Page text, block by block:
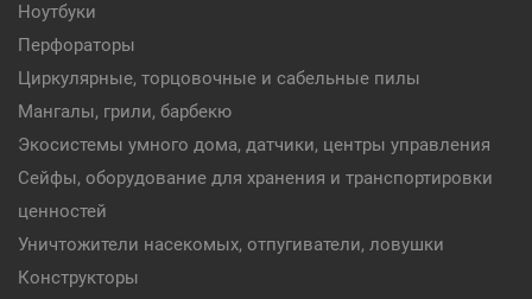
Ноутбуки
Перфораторы
Циркулярные, торцовочные и сабельные пилы
Мангалы, грили, барбекю
Экосистемы умного дома, датчики, центры управления
Сейфы, оборудование для хранения и транспортировки
ценностей
Уничтожители насекомых, отпугиватели, ловушки
Конструкторы